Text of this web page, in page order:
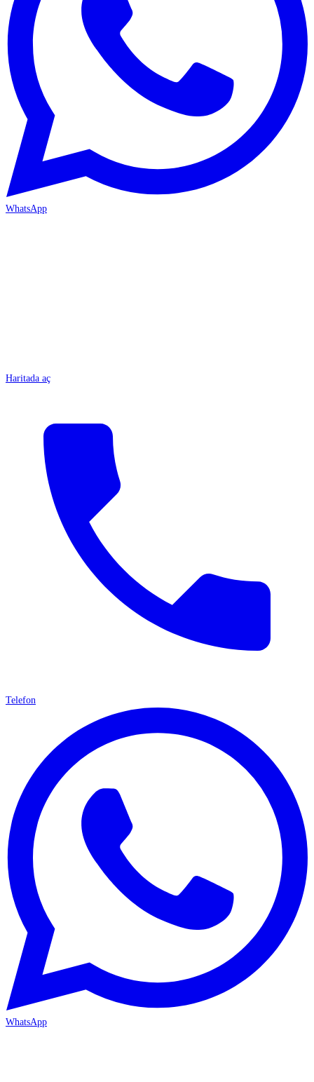
WhatsApp
Haritada aç
Telefon
WhatsApp